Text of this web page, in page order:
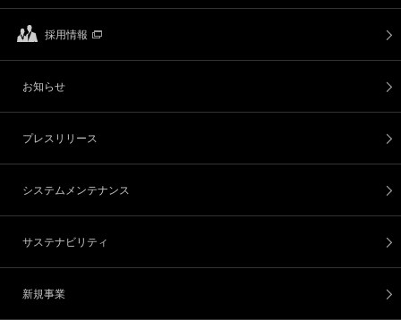
採用情報
お知らせ
プレスリリース
システムメンテナンス
サステナビリティ
新規事業